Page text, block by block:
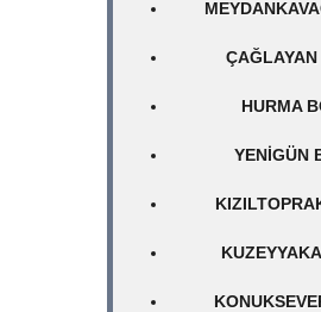
ÇAĞLAYAN
HURMA
YENIGÜN